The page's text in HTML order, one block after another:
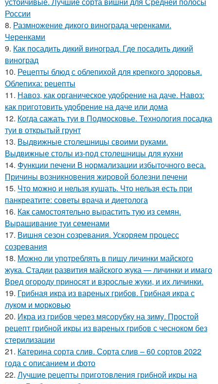
России
8. Размножение дикого винограда черенками.
Черенками
9. Как посадить дикий виноград. Где посадить дикий
виноград
10. Рецепты блюд с облепихой для крепкого здоровья.
Облепиха: рецепты
11. Навоз, как органическое удобрение на даче. Навоз:
как приготовить удобрение на даче или дома
12. Когда сажать туи в Подмосковье. Технология посадка
туи в открытый грунт
13. Выдвижные столешницы своими руками.
Выдвижные столы из-под столешницы для кухни
14. Функции печени В нормализации избыточного веса.
Причины возникновения жировой болезни печени
15. Что можно и нельзя кушать. Что нельзя есть при
панкреатите: советы врача и диетолога
16. Как самостоятельно вырастить тую из семян.
Выращивание туи семенами
17. Вишня сезон созревания. Ускоряем процесс
созревания
18. Можно ли употреблять в пищу личинки майского
жука. Стадии развития майского жука — личинки и имаго
Вред огороду приносят и взрослые жуки, и их личинки.
19. Грибная икра из вареных грибов. Грибная икра с
луком и морковью
20. Икра из грибов через мясорубку на зиму. Простой
рецепт грибной икры из вареных грибов с чесноком без
стерилизации
21. Катерина сорта слив. Сорта слив – 60 сортов 2022
года с описанием и фото
22. Лучшие рецепты приготовления грибной икры на